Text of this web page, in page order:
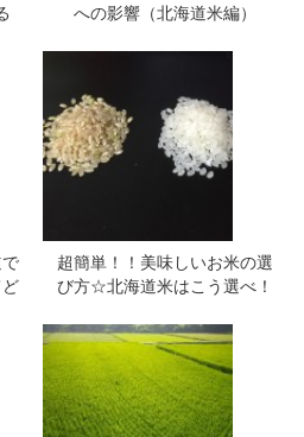
への影響（北海道米編）
超簡単！！美味しいお米の選
び方☆北海道米はこう選べ！